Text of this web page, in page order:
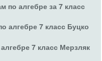
по алгебре за 7 класс
алгебре 7 класс Буцко
7 класс Мерзляк